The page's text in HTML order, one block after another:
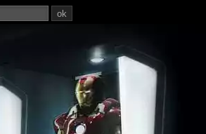
ok